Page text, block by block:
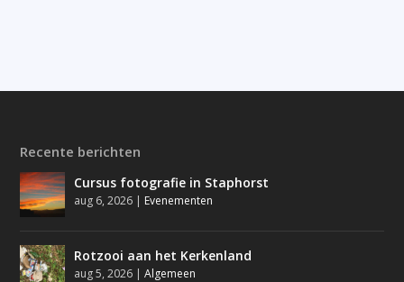
Recente berichten
Cursus fotografie in Staphorst
aug 6, 2026 | Evenementen
Rotzooi aan het Kerkenland
aug 5, 2026 |Algemeen